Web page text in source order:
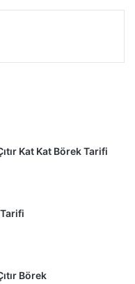
Kat Kat Börek Tarifi
Börek